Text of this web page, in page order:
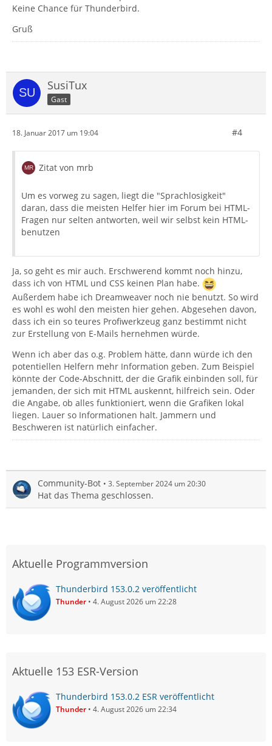
Keine Chance für Thunderbird.
Gruß
SusiTux
Gast
18. Januar 2017 um 19:04 #4
Zitat von mrb
Um es vorweg zu sagen, liegt die "Sprachlosigkeit"
daran, dass die meisten Helfer hier im Forum bei HTML-
Fragen nur selten antworten, weil wir selbst kein HTML-
benutzen
Ja, so geht es mir auch. Erschwerend kommt noch hinzu,
dass ich von HTML und CSS keinen Plan habe.
Außerdem habe ich Dreamweaver noch nie benutzt. So wird
es wohl es wohl den meisten hier gehen. Abgesehen davon,
dass ich ein so teures Profiwerkzeug ganz bestimmt nicht
zur Erstellung von E-Mails hernehmen würde.
Wenn ich aber das o.g. Problem hätte, dann würde ich den
potentiellen Helfern mehr Information geben. Zum Beispiel
könnte der Code-Abschnitt, der die Grafik einbinden soll, für
jemanden, der sich mit HTML auskennt, hilfreich sein. Oder
die Angabe, ob alles funktioniert, wenn die Grafiken lokal
liegen. Lauer so Informationen halt. Jammern und
Beschweren ist natürlich einfacher.
Community-Bot 3. September 2024 um 20:30
Hat das Thema geschlossen.
Aktuelle Programmversion
Thunderbird 153.0.2 veröffentlicht
Thunder 4. August 2026 um 22:28
Aktuelle 153 ESR-Version
Thunderbird 153.0.2 ESR veröffentlicht
Thunder 4. August 2026 um 22:34